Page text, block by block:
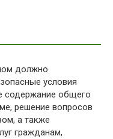
должно
условия
содержание общего
решение вопросов
а также
гражданам,